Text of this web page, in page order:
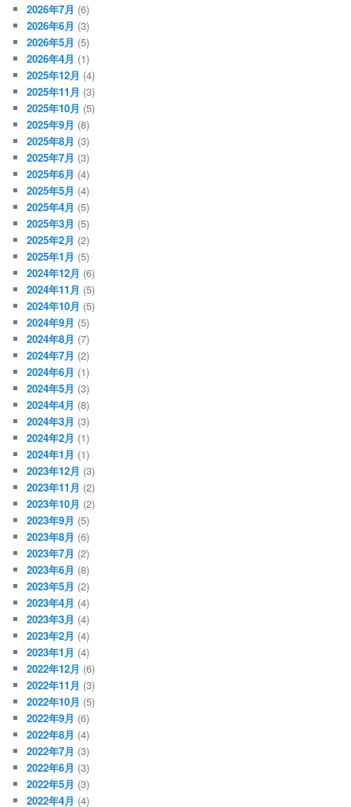
2026年7月 (6)
2026年6月 (3)
2026年5月 (5)
2026年4月 (1)
2025年12月 (4)
2025年11月 (3)
2025年10月 (5)
2025年9月 (8)
2025年8月 (3)
2025年7月 (3)
2025年6月 (4)
2025年5月 (4)
2025年4月 (5)
2025年3月 (5)
2025年2月 (2)
2025年1月 (5)
2024年12月 (6)
2024年11月 (5)
2024年10月 (5)
2024年9月 (5)
2024年8月 (7)
2024年7月 (2)
2024年6月 (1)
2024年5月 (3)
2024年4月 (8)
2024年3月 (3)
2024年2月 (1)
2024年1月 (1)
2023年12月 (3)
2023年11月 (2)
2023年10月 (2)
2023年9月 (5)
2023年8月 (6)
2023年7月 (2)
2023年6月 (8)
2023年5月 (2)
2023年4月 (4)
2023年3月 (4)
2023年2月 (4)
2023年1月 (4)
2022年12月 (6)
2022年11月 (3)
2022年10月 (5)
2022年9月 (6)
2022年8月 (4)
2022年7月 (3)
2022年6月 (3)
2022年5月 (3)
2022年4月 (4)